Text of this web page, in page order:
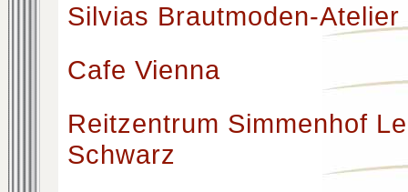
Silvias Brautmoden-Atelier
Cafe Vienna
Reitzentrum Simmenhof
Schwarz